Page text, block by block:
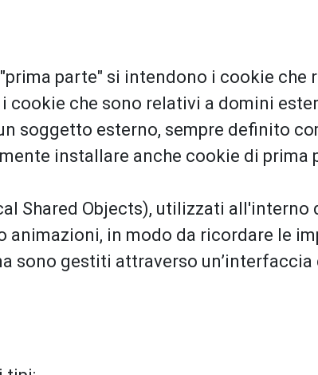
parte" si intendono i cookie che
cookie che sono relativi a domini
soggetto esterno, sempre definito
installare anche cookie di prima
Shared Objects), utilizzati all'interno
animazioni, in modo da ricordare le
sono gestiti attraverso